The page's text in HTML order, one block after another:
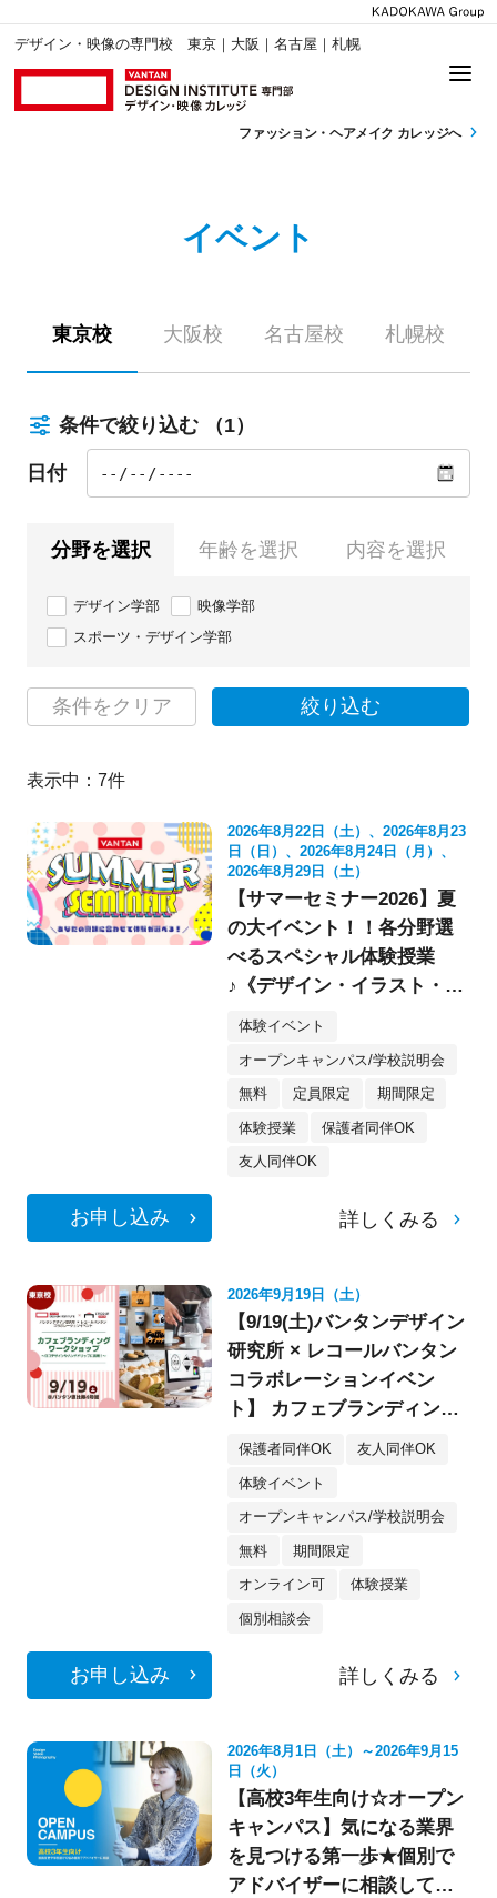
デザイン・映像の専門校 東京｜大阪｜名古屋｜札幌
ファッション・ ヘアメイク カレッジへ
イベント
東京校 大阪校 名古屋校 札幌校
条件で絞り込む （1）
日付
分野を選択 年齢を選択 内容を選択
デザイン学部
映像学部
スポーツ・デザイン学部
条件をクリア 絞り込む
表示中： 7件
2026年8月22日（土）、2026年8月23
日（日）、2026年8月24日（月）、
2026年8月29日（土）
【サマーセミナー2026】夏
の大イベント！！各分野選
べるスペシャル体験授業
♪《デザイン・イラスト・映
像・スケボー・フォト》
体験イベント
オープンキャンパス/学校説明会
無料 定員限定 期間限定
体験授業 保護者同伴OK
友人同伴OK
お申し込み 詳しくみる
2026年9月19日（土）
【9/19(土)バンタンデザイン
研究所 × レコールバンタン
コラボレーションイベン
ト】 カフェブランディング
ワークショップ〈デザイ
保護者同伴OK 友人同伴OK
体験イベント
オープンキャンパス/学校説明会
無料 期間限定
オンライン可 体験授業
個別相談会
お申し込み 詳しくみる
2026年8月1日（土）～2026年9月15
日（火）
【高校3年生向け☆オープン
キャンパス】気になる業界
を見つける第一歩★個別で
アドバイザーに相談してみ